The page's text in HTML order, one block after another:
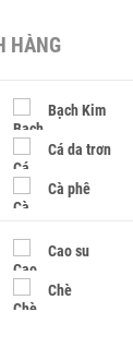
HÀNG
Bạch Kim
Cá da trơn
Cà phê
Cao su
Chè